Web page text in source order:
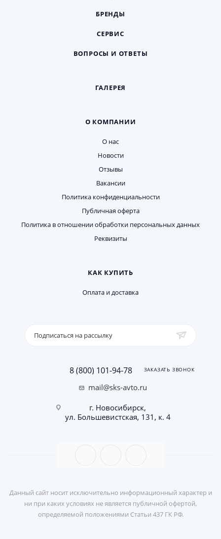
БРЕНДЫ
СЕРВИС
ВОПРОСЫ И ОТВЕТЫ
ГАЛЕРЕЯ
О КОМПАНИИ
О нас
Новости
Отзывы
Вакансии
Политика конфиденциальности
Публичная оферта
Политика в отношении обработки персональных данных
Реквизиты
КАК КУПИТЬ
Оплата и доставка
Подписаться на рассылку
8 (800) 101-94-78 ЗАКАЗАТЬ ЗВОНОК
mail@sks-avto.ru
г. Новосибирск,
ул. Большевистская, 131, к. 4
Данный сайт носит исключительно информационный характер и
ни при каких условиях не является публичной офертой,
определяемой положениями Статьи 437 ГК РФ.